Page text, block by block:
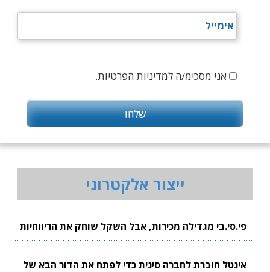
אני מסכימ/ה למדיניות הפרטיות.
ייצור אלקטרוני
פי.סי.בי מגדילה מכירות, אבל השקל שוחק את הריווחיות
אינטל חוברת לחברה סינית כדי לפתח את הדור הבא של